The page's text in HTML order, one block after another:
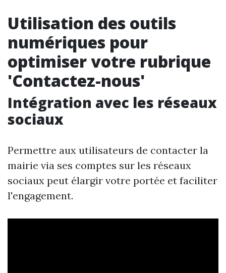
Utilisation des outils
numériques pour
optimiser votre rubrique
'Contactez-nous'
Intégration avec les réseaux
sociaux
Permettre aux utilisateurs de contacter la
mairie via ses comptes sur les réseaux
sociaux peut élargir votre portée et faciliter
l'engagement.